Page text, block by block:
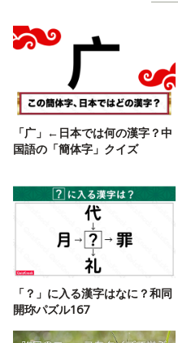
「广」←日本では何の漢字？中
国語の「簡体字」クイズ
「？」に入る漢字はなに？和同
開珎パズル167